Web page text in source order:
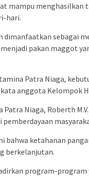
mampu menghasilkan
hari.
sebagai
pakan maggot
Patra Niaga,
anggota Kelompok
Niaga, Roberth
bahwa ketahanan
berkelanjutan.
program-